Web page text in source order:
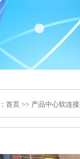
首页 >> 产品中心软连接